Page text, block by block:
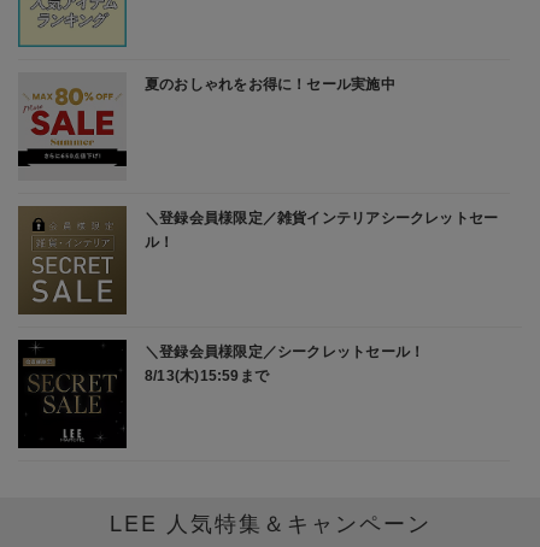
骨格タイプで選ぶ！ストレート・ウェーブ・ナチュラルの
【福田麻琴さん別注】PACK TEE（２枚セット＋オリジナル
2026/7/3
LEE 人気特集＆キャンペーン